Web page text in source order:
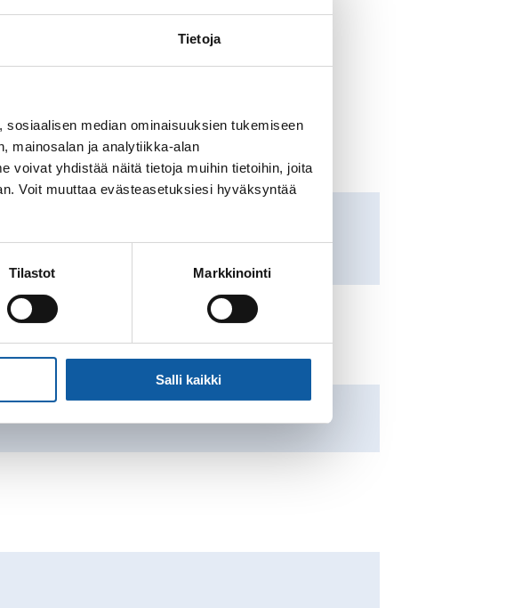
Tietoja
median ominaisuuksien tukemiseen
mainosalan ja analytiikka-alan
voivat yhdistää näitä tietoja muihin tietoihin, joita
Voit muuttaa evästeasetuksiesi hyväksyntää
Tilastot Markkinointi
Salli kaikki
lähtien.